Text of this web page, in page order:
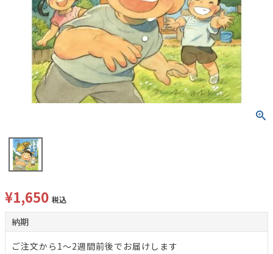
¥1,650 税込
納期
ご注文から1～2週間前後でお届けします